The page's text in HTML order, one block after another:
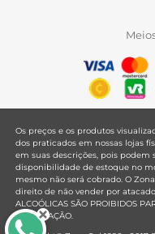
Os preços e os produtos
dos praticados em nossas lojas
em suas descrições, pois podem
disponibilidade de estoque no
mesmo não será cobrado. O
direito de não vender por
ALCOÓLICAS SÃO PROIBIDOS
MODERAÇÃO.